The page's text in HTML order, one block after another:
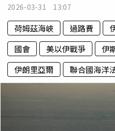
2026-03-31 13:07
荷姆茲海峽 過路費
國會
美以伊戰爭
伊
伊朗里亞爾
聯合國海洋